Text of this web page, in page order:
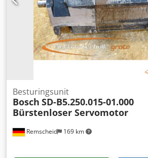
Remscheid 169 km
Besturingsunit
Bosch SD-B5.250.015-01.000
Bürstenloser Servomotor